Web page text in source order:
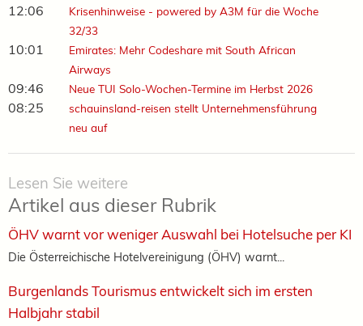
12:06
Krisenhinweise - powered by A3M für die Woche
32/33
10:01
Emirates: Mehr Codeshare mit South African
Airways
09:46 Neue TUI Solo-Wochen-Termine im Herbst 2026
08:25
schauinsland-reisen stellt Unternehmensführung
neu auf
Lesen Sie weitere
Artikel aus dieser Rubrik
ÖHV warnt vor weniger Auswahl bei Hotelsuche per KI
Die Österreichische Hotelvereinigung (ÖHV) warnt...
Burgenlands Tourismus entwickelt sich im ersten
Halbjahr stabil